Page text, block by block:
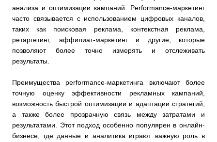
анализа и оптимизации кампаний. Performance-маркетинг
часто связывается с использованием цифровых каналов,
таких как поисковая реклама, контекстная реклама,
ретаргетинг, аффилиат-маркетинг и другие, которые
позволяют более точно измерять и отслеживать
результаты.
Преимущества performance-маркетинга включают более
точную оценку эффективности рекламных кампаний,
возможность быстрой оптимизации и адаптации стратегий,
а также более прозрачную связь между затратами и
результатами. Этот подход особенно популярен в онлайн-
бизнесе, где данные и аналитика играют важную роль в